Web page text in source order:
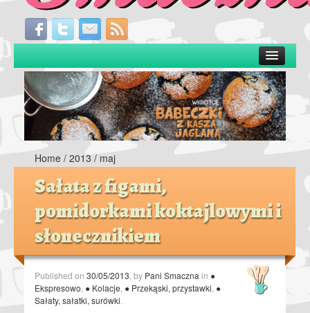
Home / 2013 / maj
Sałata z figami,
pomidorkami koktajlowymi i
słonecznikiem
Published on 30/05/2013 , by Pani Smaczna in ●
Ekspresowo ● Kolacje ● Przekąski, przystawki ●
Sałaty, sałatki, surówki